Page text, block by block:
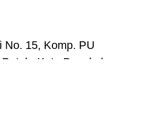
No. 15, Komp. PU
Kota Bengkulu